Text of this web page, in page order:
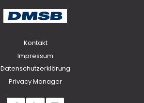
Kontakt
Impressum
Datenschutzerklärung
Privacy Manager